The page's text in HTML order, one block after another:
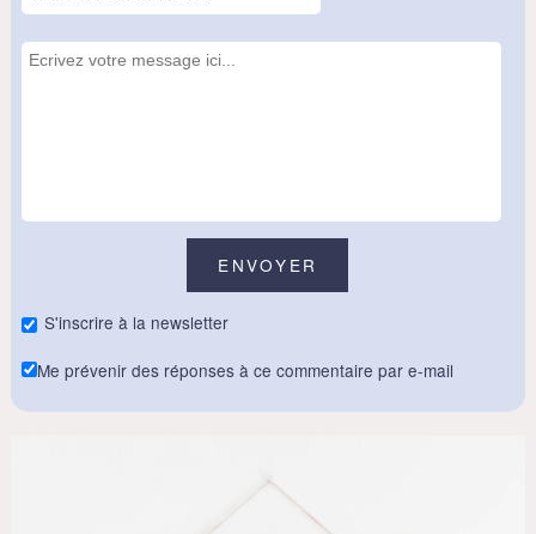
S'inscrire à la newsletter
Me prévenir des réponses à ce commentaire par e-mail